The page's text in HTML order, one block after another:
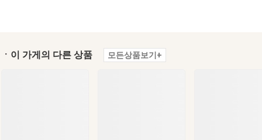
ㆍ이 가게의 다른 상품 모든상품보기+